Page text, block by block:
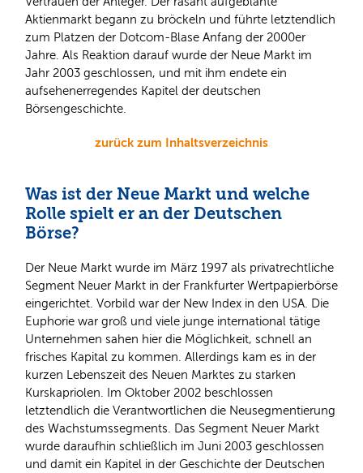
Aktienmarkt begann zu bröckeln und führte letztendlich
zum Platzen der Dotcom-Blase Anfang der 2000er
Jahre. Als Reaktion darauf wurde der Neue Markt im
Jahr 2003 geschlossen, und mit ihm endete ein
aufsehenerregendes Kapitel der deutschen
Börsengeschichte.
zurück zum Inhaltsverzeichnis
Was ist der Neue Markt und welche
Rolle spielt er an der Deutschen
Börse?
Der Neue Markt wurde im März 1997 als privatrechtliche
Segment Neuer Markt in der Frankfurter Wertpapierbörse
eingerichtet. Vorbild war der New Index in den USA. Die
Euphorie war groß und viele junge international tätige
Unternehmen sahen hier die Möglichkeit, schnell an
frisches Kapital zu kommen. Allerdings kam es in der
kurzen Lebenszeit des Neuen Marktes zu starken
Kurskapriolen. Im Oktober 2002 beschlossen
letztendlich die Verantwortlichen die Neusegmentierung
des Wachstumssegments. Das Segment Neuer Markt
wurde daraufhin schließlich im Juni 2003 geschlossen
und damit ein Kapitel in der Geschichte der Deutschen